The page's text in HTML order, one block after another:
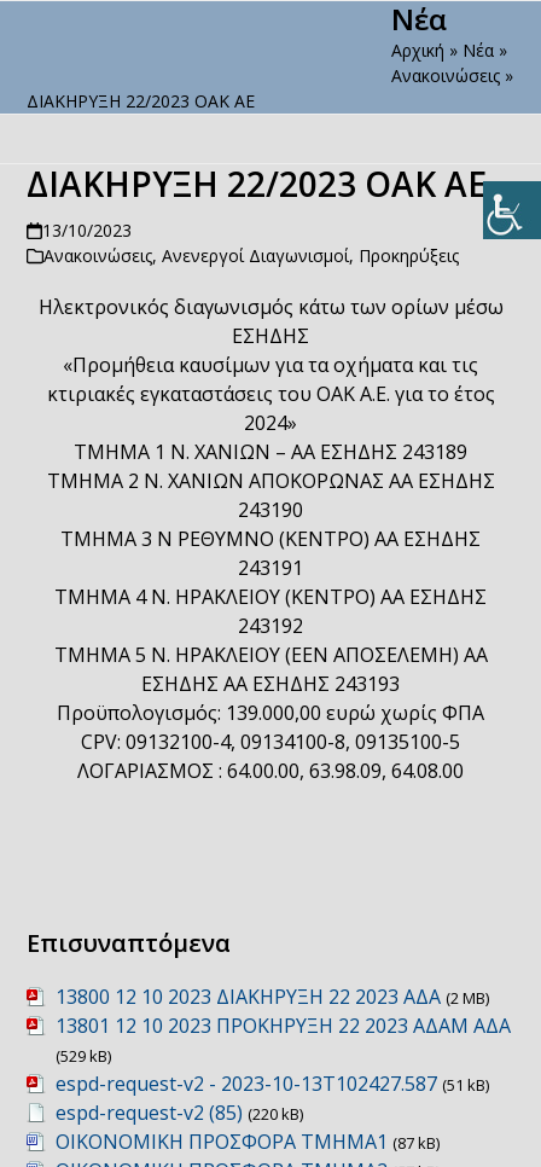
menu
menu
Νέα
Αρχική » Νέα»
Ανακοινώσεις»
ΔΙΑΚΗΡΥΞΗ 22/2023 ΟΑΚ ΑΕ
ΔΙΑΚΗΡΥΞΗ 22/2023 ΟΑΚ ΑΕ
13/10/2023
Ανακοινώσεις,Ανενεργοί Διαγωνισμοί, Προκηρύξεις
Ηλεκτρονικός διαγωνισμός κάτω των ορίων μέσω
ΕΣΗΔΗΣ
«Προμήθεια καυσίμων για τα οχήματα και τις
κτιριακές εγκαταστάσεις του ΟΑΚ Α.Ε. για το έτος
2024»
ΤΜΗΜΑ 1 Ν. ΧΑΝΙΩΝ – ΑΑ ΕΣΗΔΗΣ 243189
ΤΜΗΜΑ 2 Ν. ΧΑΝΙΩΝ ΑΠΟΚΟΡΩΝΑΣ ΑΑ ΕΣΗΔΗΣ
243190
ΤΜΗΜΑ 3 Ν ΡΕΘΥΜΝΟ (ΚΕΝΤΡΟ) ΑΑ ΕΣΗΔΗΣ
243191
ΤΜΗΜΑ 4 Ν. ΗΡΑΚΛΕΙΟΥ (ΚΕΝΤΡΟ) ΑΑ ΕΣΗΔΗΣ
243192
ΤΜΗΜΑ 5 Ν. ΗΡΑΚΛΕΙΟΥ (ΕΕΝ ΑΠΟΣΕΛΕΜΗ) ΑΑ
ΕΣΗΔΗΣ ΑΑ ΕΣΗΔΗΣ 243193
Προϋπολογισμός: 139.000,00 ευρώ χωρίς ΦΠΑ
CPV: 09132100-4, 09134100-8, 09135100-5
ΛΟΓΑΡΙΑΣΜΟΣ : 64.00.00, 63.98.09, 64.08.00
Επισυναπτόμενα
13800 12 10 2023 ΔΙΑΚΗΡΥΞΗ 22 2023 ΑΔΑ (2 MB)
13801 12 10 2023 ΠΡΟΚΗΡΥΞΗ 22 2023 ΑΔΑΜ ΑΔΑ
(529 kB)
espd-request-v2 - 2023-10-13T102427.587 (51 kB)
espd-request-v2 (85) (220 kB)
ΟΙΚΟΝΟΜΙΚΗ ΠΡΟΣΦΟΡΑ ΤΜΗΜΑ1 (87 kB)